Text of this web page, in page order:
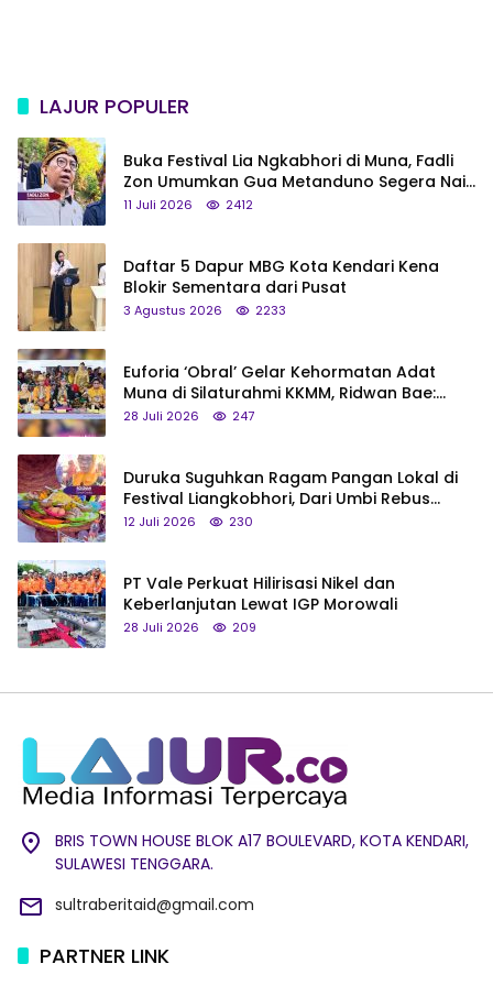
LAJUR POPULER
Buka Festival Lia Ngkabhori di Muna, Fadli
Zon Umumkan Gua Metanduno Segera Naik
Status Jadi Cagar Budaya Nasional
11 Juli 2026 2412
Daftar 5 Dapur MBG Kota Kendari Kena
Blokir Sementara dari Pusat
3 Agustus 2026 2233
Euforia ‘Obral’ Gelar Kehormatan Adat
Muna di Silaturahmi KKMM, Ridwan Bae:
Saya Bukan Tipe Begitu, Belum Pantas!
28 Juli 2026 247
Duruka Suguhkan Ragam Pangan Lokal di
Festival Liangkobhori, Dari Umbi Rebus
hingga Tumpeng Beras Muna
12 Juli 2026 230
PT Vale Perkuat Hilirisasi Nikel dan
Keberlanjutan Lewat IGP Morowali
28 Juli 2026 209
BRIS TOWN HOUSE BLOK A17 BOULEVARD, KOTA KENDARI,
SULAWESI TENGGARA.
sultraberitaid@gmail.com
PARTNER LINK